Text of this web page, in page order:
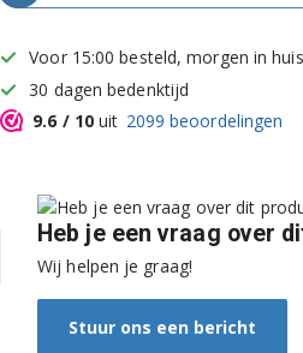
Voor 15:00 besteld, morgen in huis
30 dagen bedenktijd
9.6 / 10 uit 2099 beoordelingen
Heb je een vraag over
Wij helpen je graag!
Stuur ons een bericht